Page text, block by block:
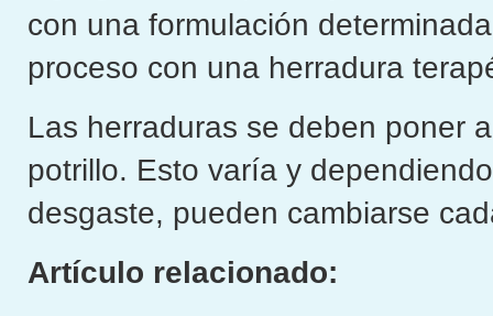
con una formulación
proceso con una herradura
Las herraduras se deben poner
potrillo. Esto varía y
desgaste, pueden cambiarse
Artículo relacionado: